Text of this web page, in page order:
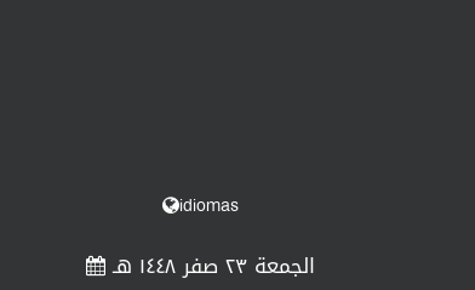
idiomas
الجمعة ٢٣ صفر ١٤٤٨ هـ